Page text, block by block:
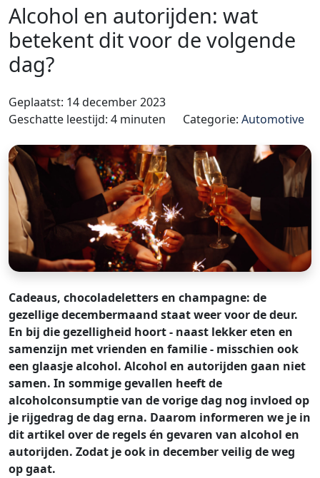
Alcohol en autorijden: wat
betekent dit voor de volgende
dag?
Geplaatst: 14 december 2023
Geschatte leestijd: 4 minuten
Categorie: Automotive
Cadeaus, chocoladeletters en champagne: de
gezellige decembermaand staat weer voor de deur.
En bij die gezelligheid hoort - naast lekker eten en
samenzijn met vrienden en familie - misschien ook
een glaasje alcohol. Alcohol en autorijden gaan niet
samen. In sommige gevallen heeft de
alcoholconsumptie van de vorige dag nog invloed op
je rijgedrag de dag erna. Daarom informeren we je in
dit artikel over de regels én gevaren van alcohol en
autorijden. Zodat je ook in december veilig de weg
op gaat.